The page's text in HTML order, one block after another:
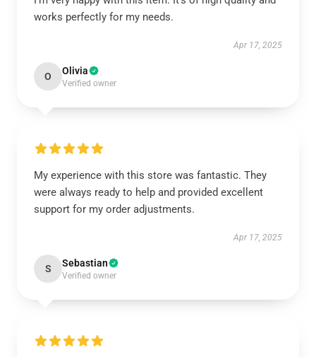
works perfectly for my needs.
Apr 17, 2025
O Olivia
Verified owner
My experience with this store was fantastic. They
were always ready to help and provided excellent
support for my order adjustments.
Apr 17, 2025
S Sebastian
Verified owner